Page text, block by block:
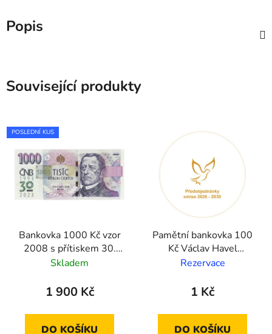
Popis
Související produkty
POSLEDNÍ KUS
Bankovka 1000 Kč vzor
2008 s přítiskem 30.
výročí ČNB a české
Skladem
1 900 Kč
DO KOŠÍKU
Pamětní bankovka 100
Kč Václav Havel
2027/2028
Rezervace
1 Kč
DO KOŠÍKU